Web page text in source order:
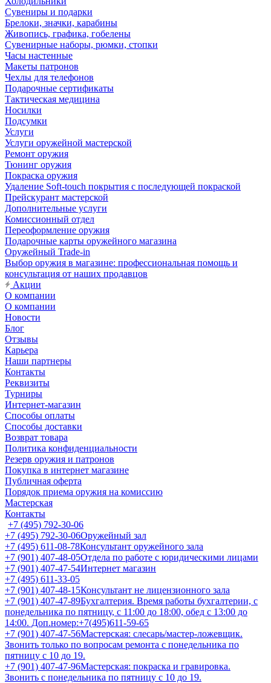
Сувениры и подарки
Брелоки, значки, карабины
Живопись, графика, гобелены
Сувенирные наборы, рюмки, стопки
Часы настенные
Макеты патронов
Чехлы для телефонов
Подарочные сертификаты
Тактическая медицина
Носилки
Подсумки
Услуги
Услуги оружейной мастерской
Ремонт оружия
Тюнинг оружия
Покраска оружия
Удаление Soft-touch покрытия с последующей покраской
Прейскурант мастерской
Дополнительные услуги
Комиссионный отдел
Переоформление оружия
Подарочные карты оружейного магазина
Оружейный Trade-in
Выбор оружия в магазине: профессиональная помощь и
консультация от наших продавцов
Акции
О компании
О компании
Новости
Блог
Отзывы
Карьера
Наши партнеры
Контакты
Реквизиты
Турниры
Интернет-магазин
Способы оплаты
Способы доставки
Возврат товара
Политика конфиденциальности
Резерв оружия и патронов
Покупка в интернет магазине
Публичная оферта
Порядок приема оружия на комиссию
Мастерская
Контакты
+7 (495) 792-30-06
+7 (495) 792-30-06Оружейный зал
+7 (495) 611-08-78Консультант оружейного зала
+7 (901) 407-48-05Отдела по работе с юридическими лицами
+7 (901) 407-47-54Интернет магазин
+7 (495) 611-33-05
+7 (901) 407-48-15Консультант не лицензионного зала
+7 (901) 407-47-89Бухгалтерия. Время работы бухгалтерии, с
понедельника по пятницу, с 11:00 до 18:00, обед с 13:00 до
14:00. Доп.номер:+7(495)611-59-65
+7 (901) 407-47-56Мастерская: слесарь/мастер-ложевщик.
Звонить только по вопросам ремонта с понедельника по
пятницу с 10 до 19.
+7 (901) 407-47-96Мастерская: покраска и гравировка.
Звонить с понедельника по пятницу с 10 до 19.